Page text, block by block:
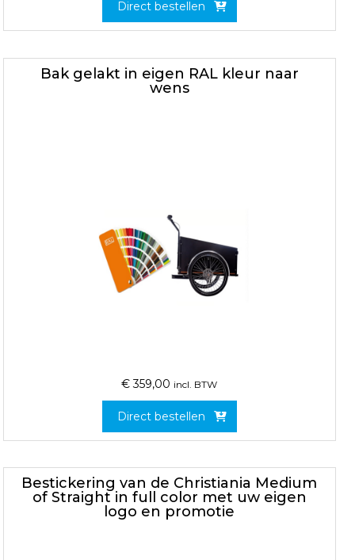
Direct bestellen
Bak gelakt in eigen RAL kleur naar
wens
€ 359,00 incl. BTW
Direct bestellen
Bestickering van de Christiania Medium
of Straight in full color met uw eigen
logo en promotie